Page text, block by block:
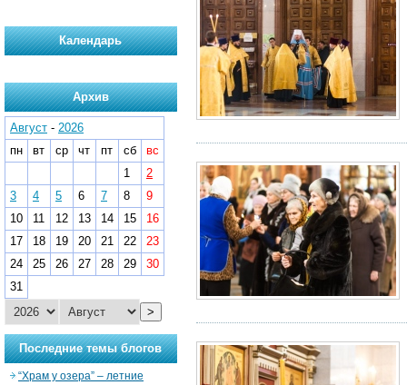
Календарь
Архив
Август - 2026
пн
вт ср чт пт сб
вс
1
2
3
4 5 6 7 8
9
10
11 12 13 14 15
16
17
18 19 20 21 22
23
24
25 26 27 28 29
30
31
>
Последние темы блогов
“Храм у озера” – летние